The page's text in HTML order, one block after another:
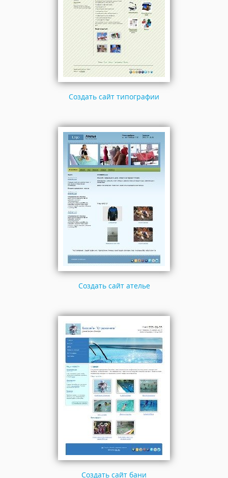
Создать сайт типографии
Создать сайт ателье
Создать сайт бани